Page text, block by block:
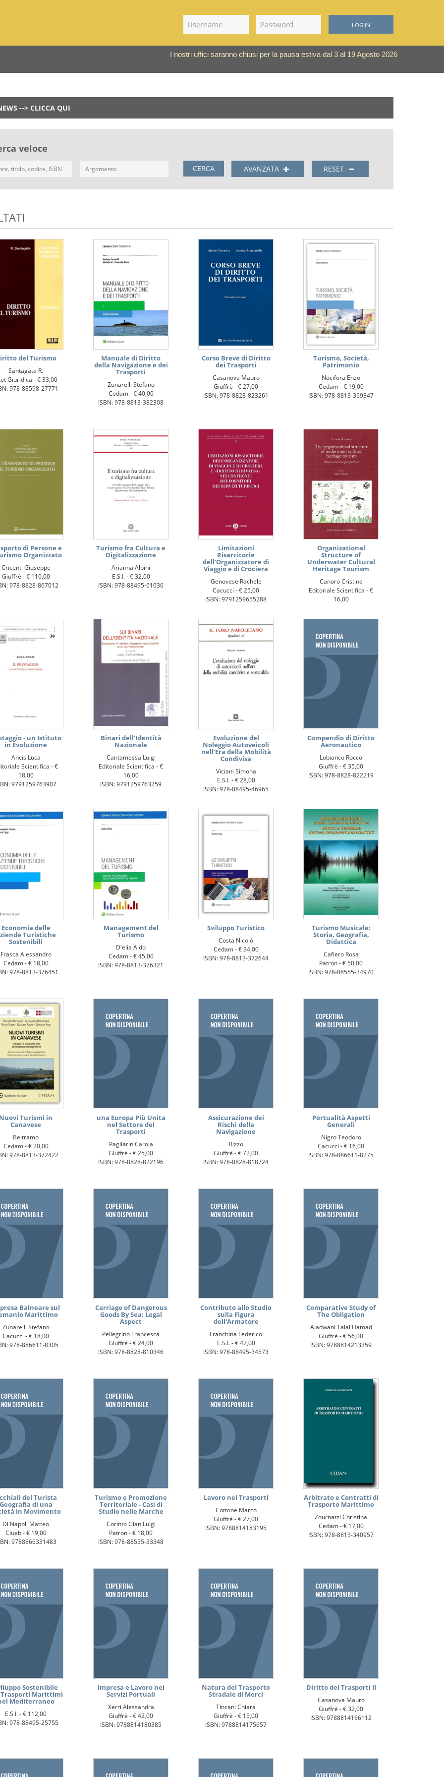
LOG IN
I nostri uffici saranno chiusi per la pausa estiva dal 3 al 19 Agosto 2026
--> CLICCA QUI
veloce
CERCA AVANZATA RESET
del Turismo
Santagata R.
Giuridica -€ 33,00
978-88598-27771
Manuale di Diritto
della Navigazione e dei
Trasporti
Zunarelli Stefano
Cedam -€ 40,00
ISBN: 978-8813-382308
Corso Breve di Diritto
dei Trasporti
Casanova Mauro
Giuffrè -€ 27,00
ISBN: 978-8828-823261
Turismo, Società,
Patrimonio
Nocifora Enzo
Cedam -€ 19,00
ISBN: 978-8813-369347
di Persone e
Organizzato
Cricenti Giuseppe
Giuffrè -€ 110,00
978-8828-867012
Turismo fra Cultura e
Digitalizzazione
Arianna Alpini
E.S.I. -€ 32,00
ISBN: 978-88495-61036
Limitazioni
Risarcitorie
dell'Organizzatore di
Viaggio e di Crociera
Genovese Rachele
Cacucci -€ 25,00
ISBN: 9791259655288
Organizational
Structure of
Underwater Cultural
Heritage Tourism
Canoro Cristina
Editoriale Scientifica -€
16,00
- un Istituto
in Evoluzione
Ancis Luca
Scientifica -€
18,00
9791259763907
Binari dell'Identità
Nazionale
Cantamessa Luigi
Editoriale Scientifica -€
16,00
ISBN: 9791259763259
Evoluzione del
Noleggio Autoveicoli
nell'Era della Mobilità
Condivisa
Viciani Simona
E.S.I. -€ 28,00
ISBN: 978-88495-46965
Compendio di Diritto
Aeronautico
Lobianco Rocco
Giuffrè -€ 35,00
ISBN: 978-8828-822219
Economia delle
Turistiche
Sostenibili
Frasca Alessandro
Cedam -€ 18,00
978-8813-376451
Management del
Turismo
D'elia Aldo
Cedam -€ 45,00
ISBN: 978-8813-376321
Sviluppo Turistico
Costa Nicolò
Cedam -€ 34,00
ISBN: 978-8813-372644
Turismo Musicale:
Storia, Geografia,
Didattica
Cafiero Rosa
Patron -€ 50,00
ISBN: 978-88555-34970
Turismi in
Canavese
Beltramo
Cedam -€ 20,00
978-8813-372422
una Europa Più Unita
nel Settore dei
Trasporti
Pagliarin Carola
Giuffrè -€ 25,00
ISBN: 978-8828-822196
Assicurazione dei
Rischi della
Navigazione
Rizzo
Giuffrè -€ 72,00
ISBN: 978-8828-818724
Portualità Aspetti
Generali
Nigro Teodoro
Cacucci -€ 16,00
ISBN: 978-886611-8275
Balneare sul
Marittimo
Zunarelli Stefano
Cacucci -€ 18,00
978-886611-8305
Carriage of Dangerous
Goods By Sea: Legal
Aspect
Pellegrino Francesca
Giuffrè -€ 24,00
ISBN: 978-8828-810346
Contributo allo Studio
sulla Figura
dell'Armatore
Franchina Federico
E.S.I. -€ 42,00
ISBN: 978-88495-34573
Comparative Study of
The Obligation
Aladwani Talal Hamad
Giuffrè -€ 56,00
ISBN: 9788814213359
del Turista
di una
in Movimento
Di Napoli Matteo
Clueb -€ 19,00
9788866331483
Turismo e Promozione
Territoriale - Casi di
Studio nelle Marche
Corinto Gian Luigi
Patron -€ 18,00
ISBN: 978-88555-33348
Lavoro nei Trasporti
Cottone Marco
Giuffrè -€ 27,00
ISBN: 9788814183195
Arbitrato e Contratti di
Trasporto Marittimo
Zournatzi Christina
Cedam -€ 17,00
ISBN: 978-8813-340957
Sostenibile
Marittimi
Mediterraneo
E.S.I. -€ 112,00
978-88495-25755
Impresa e Lavoro nei
Servizi Portuali
Xerri Alessandra
Giuffrè -€ 42,00
ISBN: 9788814180385
Natura del Trasporto
Stradale di Merci
Tincani Chiara
Giuffrè -€ 15,00
ISBN: 9788814175657
Diritto dei Trasporti II
Casanova Mauro
Giuffrè -€ 32,00
ISBN: 9788814166112